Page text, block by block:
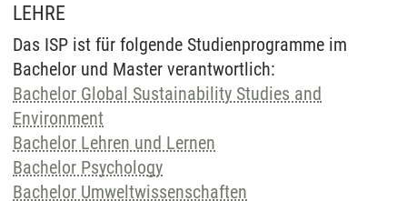
LEHRE
Das ISP ist für folgende Studienprogramme im
Bachelor und Master verantwortlich:
Bachelor Global Sustainability Studies and
Environment
Bachelor Lehren und Lernen
Bachelor Psychology
Bachelor Umweltwissenschaften